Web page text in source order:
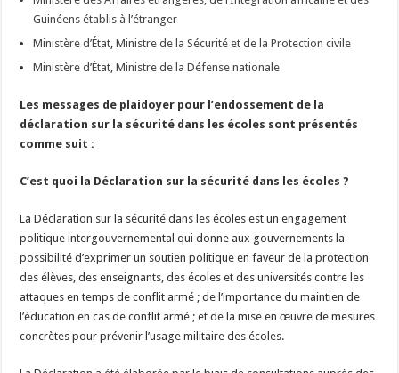
Guinéens établis à l’étranger
Ministère d’État,Ministre de la Sécurité et de la Protection civile
Ministère d’État,Ministre de la Défense nationale
Les messages de plaidoyer pour l’endossement de la
déclaration sur la sécurité dans les écoles sont présentés
comme suit :
C’est quoi la Déclaration sur la sécurité dans les écoles ?
La Déclaration sur la sécurité dans les écoles est un engagement
politique intergouvernemental qui donne aux gouvernements la
possibilité d’exprimer un soutien politique en faveur de la protection
des élèves, des enseignants, des écoles et des universités contre les
attaques en temps de conflit armé ; de l’importance du maintien de
l’éducation en cas de conflit armé ; et de la mise en œuvre de mesures
concrètes pour prévenir l’usage militaire des écoles.